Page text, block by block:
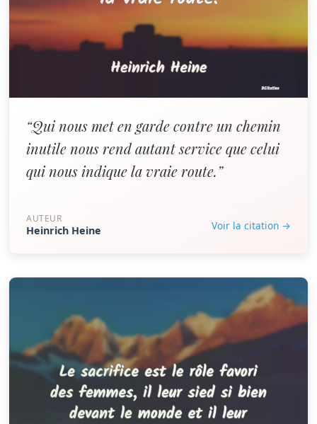
“Qui nous met en garde contre un chemin
inutile nous rend autant service que celui
qui nous indique la vraie route.”
AUTEUR
Heinrich Heine Voir la citation →